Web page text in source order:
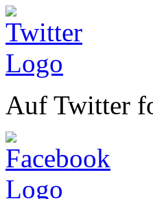
Auf Twitter